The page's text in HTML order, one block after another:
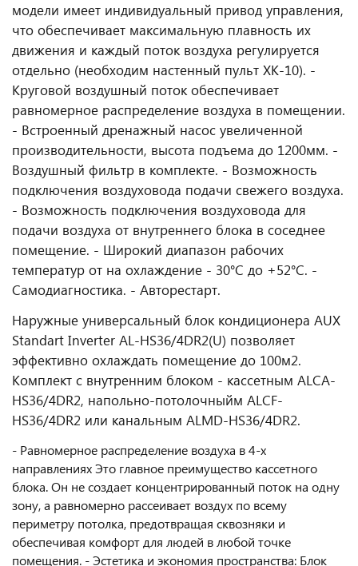
модели имеет индивидуальный привод управления,
что обеспечивает максимальную плавность их
движения и каждый поток воздуха регулируется
отдельно (необходим настенный пульт XK-10). -
Круговой воздушный поток обеспечивает
равномерное распределение воздуха в помещении.
- Встроенный дренажный насос увеличенной
производительности, высота подъема до 1200мм. -
Воздушный фильтр в комплекте. - Возможность
подключения воздуховода подачи свежего воздуха.
- Bозможность подключения воздуховода для
подачи воздуха от внутреннего блока в соседнее
помещение. - Широкий диапазон рабочих
температур от на охлаждение - 30°С до +52°С. -
Самодиагностика. - Авторестарт.
Наружные универсальный блок кондиционера AUX
Standart Inverter AL-HS36/4DR2(U) позволяет
эффективно охлаждать помещение до 100м2.
Комплект с внутренним блоком - кассетным ALCA-
HS36/4DR2, напольно-потолочныйм ALCF-
HS36/4DR2 или канальным ALMD-HS36/4DR2.
- Равномерное распределение воздуха в 4-х
направлениях Это главное преимущество кассетного
блока. Он не создает концентрированный поток на одну
зону, а равномерно рассеивает воздух по всему
периметру потолка, предотвращая сквозняки и
обеспечивая комфорт для людей в любой точке
помещения. - Эстетика и экономия пространства: Блок